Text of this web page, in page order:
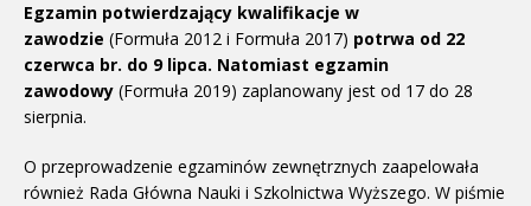
Egzamin potwierdzający kwalifikacje w
zawodzie (Formuła 2012 i Formuła 2017) potrwa od 22
czerwca br. do 9 lipca. Natomiast egzamin
zawodowy (Formuła 2019) zaplanowany jest od 17 do 28
sierpnia.
O przeprowadzenie egzaminów zewnętrznych zaapelowała
również Rada Główna Nauki i Szkolnictwa Wyższego. W piśmie